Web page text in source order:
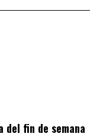
del fin de semana